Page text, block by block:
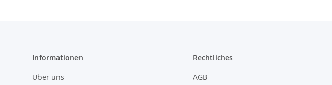
Informationen
Über uns
Rechtliches
AGB